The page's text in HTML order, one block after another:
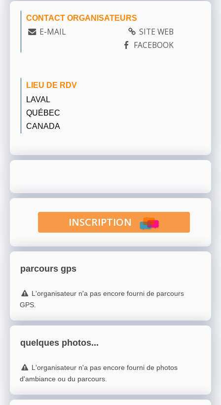
CONTACT ORGANISATEURS
E-MAIL
SITE WEB
FACEBOOK
LIEU DE RDV
LAVAL
QUÉBEC
CANADA
INSCRIPTION
parcours gps
L'organisateur n'a pas encore fourni de parcours
GPS.
quelques photos...
L'organisateur n'a pas encore fourni de photos
d'ambiance ou du parcours.